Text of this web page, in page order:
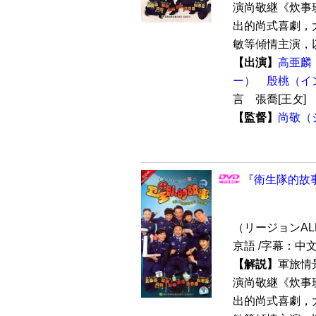
演尚敬継《炊事
出的尚式喜劇，
敏等傾情主演，
【出演】 高亜麟
ー）
殷桃（イ
言 張喬[王
【監督】 尚敬（
『衛生隊的
（リージョン
京語 /字幕：中
【解説】 軍旅情
演尚敬継《炊事
出的尚式喜劇，